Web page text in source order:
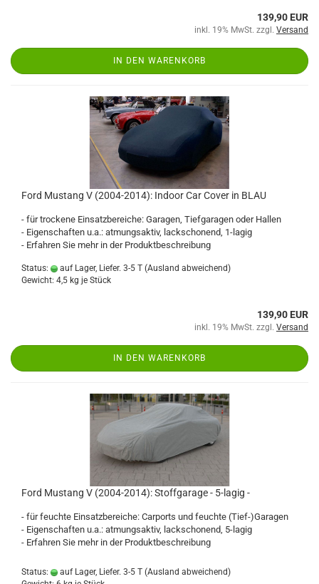
139,90 EUR
inkl. 19% MwSt. zzgl. Versand
IN DEN WARENKORB
Ford Mustang V (2004-2014): Indoor Car Cover in BLAU
- für trockene Einsatzbereiche: Garagen, Tiefgaragen oder Hallen
- Eigenschaften u.a.: atmungsaktiv, lackschonend, 1-lagig
- Erfahren Sie mehr in der Produktbeschreibung
Status: auf Lager, Liefer. 3-5 T (Ausland abweichend)
Gewicht: 4,5 kg je Stück
139,90 EUR
inkl. 19% MwSt. zzgl. Versand
IN DEN WARENKORB
Ford Mustang V (2004-2014): Stoffgarage - 5-lagig -
- für feuchte Einsatzbereiche: Carports und feuchte (Tief-)Garagen
- Eigenschaften u.a.: atmungsaktiv, lackschonend, 5-lagig
- Erfahren Sie mehr in der Produktbeschreibung
Status: auf Lager, Liefer. 3-5 T (Ausland abweichend)